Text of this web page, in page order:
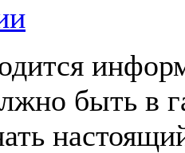
быть в